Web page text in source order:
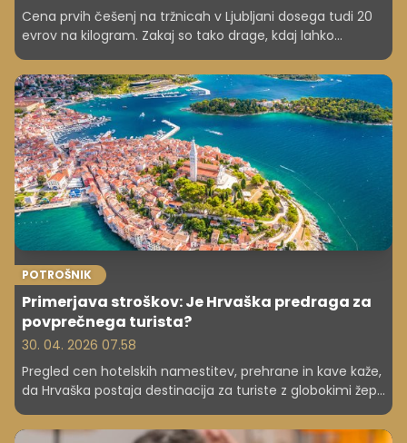
Cena prvih češenj na tržnicah v Ljubljani dosega tudi 20
evrov na kilogram. Zakaj so tako drage, kdaj lahko
POTROŠNIK
Primerjava stroškov: Je Hrvaška predraga za
povprečnega turista?
30. 04. 2026 07.58
Pregled cen hotelskih namestitev, prehrane in kave kaže,
da Hrvaška postaja destinacija za turiste z globokimi žepi,